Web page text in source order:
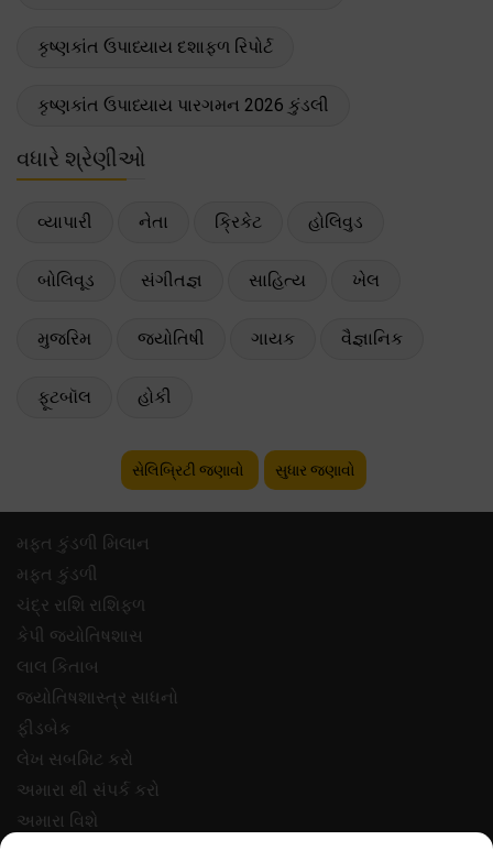
કૃષ્ણકાંત ઉપાધ્યાય દશાફળ રિપોર્ટ
કૃષ્ણકાંત ઉપાધ્યાય પારગમન 2026 કુંડલી
વધારે શ્રેણીઓ
વ્યાપારી નેતા ક્રિકેટ હોલિવુડ
બોલિવૂડ સંગીતજ્ઞ સાહિત્ય ખેલ
મુજરિમ જ્યોતિષી ગાયક વૈજ્ઞાનિક
ફૂટબૉલ હોકી
સેલિબ્રિટી જણાવો સુધાર જણાવો
મફ્ત કુંડળી મિલાન
મફ્ત કુંડળી
ચંદ્ર રાશિ રાશિફળ
કેપી જ્યોતિષશાસ
લાલ કિતાબ
જ્યોતિષશાસ્ત્ર સાધનો
ફીડબેક
લેખ સબમિટ કરો
અમારા થી સંપર્ક કરો
અમારા વિશે